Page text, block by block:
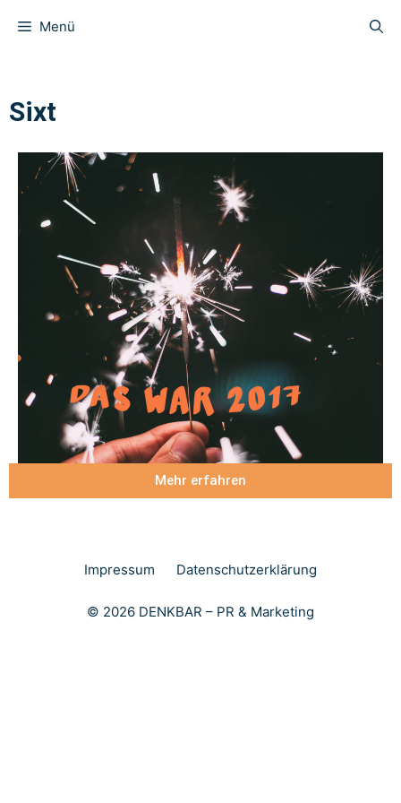
Menü
Sixt
Mehr erfahren
Impressum Datenschutzerklärung
© 2026 DENKBAR – PR & Marketing